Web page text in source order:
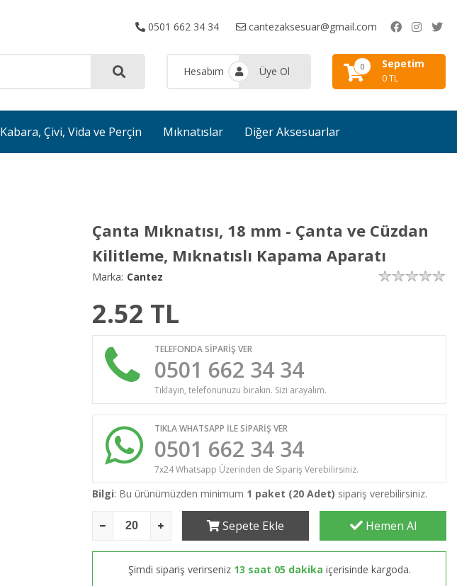
0501 662 34 34 cantezaksesuar@gmail.com
Hesabım Üye Ol 0 Sepetim
0 TL
Kabara, Çivi, Vida ve Perçin Mıknatıslar Diğer Aksesuarlar
Çanta Mıknatısı, 18 mm - Çanta ve Cüzdan
Kilitleme, Mıknatıslı Kapama Aparatı
Marka: Cantez
2.52 TL
TELEFONDA SİPARİŞ VER
0501 662 34 34
Tıklayın, telefonunuzu bırakın. Sizi arayalım.
TIKLA WHATSAPP İLE SİPARİŞ VER
0501 662 34 34
7x24 Whatsapp Üzerinden de Sipariş Verebilirsiniz.
Bilgi: Bu ürünümüzden minimum 1 paket (20 Adet) sipariş verebilirsiniz.
Sepete Ekle Hemen Al
Şimdi sipariş verirseniz 13 saat 05 dakika içerisinde kargoda.